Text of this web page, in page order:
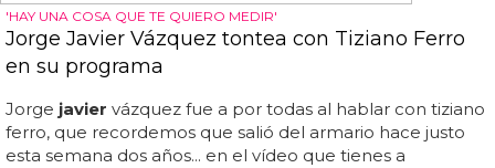
'HAY UNA COSA QUE TE QUIERO MEDIR'
Jorge Javier Vázquez tontea con Tiziano Ferro
en su programa
Jorge javier vázquez fue a por todas al hablar con tiziano
ferro, que recordemos que salió del armario hace justo
esta semana dos años... en el vídeo que tienes a